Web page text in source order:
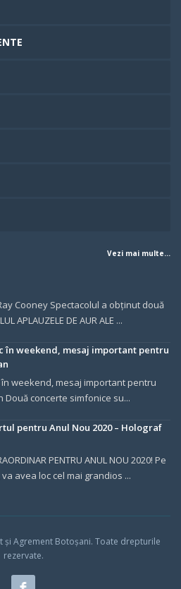
Vezi mai multe...
Cooney Spectacolul a obținut două
APLAUZELE DE AUR ALE ...
în weekend, mesaj important pentru
weekend, mesaj important pentru
Două concerte simfonice su...
pentru Anul Nou 2020 – Holograf
PENTRU ANUL NOU 2020! Pe
avea loc cel mai grandios ...
și Agrement Botoșani. Toate drepturile
rezervate.